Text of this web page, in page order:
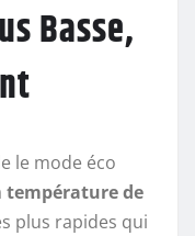
Basse,
le mode éco
température de
plus rapides qui